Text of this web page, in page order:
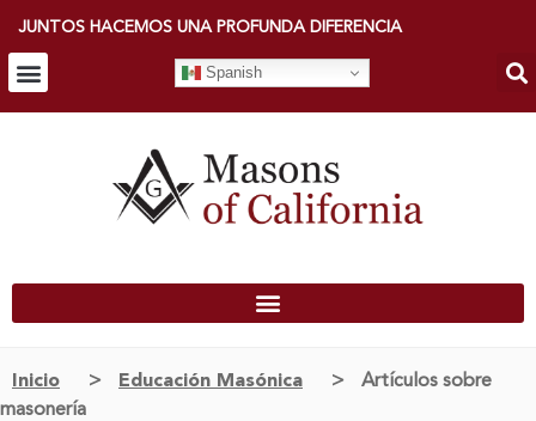
JUNTOS HACEMOS UNA PROFUNDA DIFERENCIA
Spanish
Inicio > Educación Masónica >
Artículos sobre
masonería